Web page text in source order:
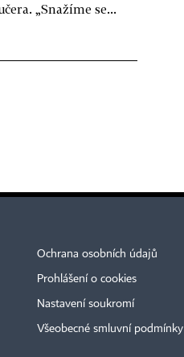
„Snažíme se...
Ochrana osobních údajů
Prohlášení o cookies
Nastavení soukromí
Všeobecné smluvní podmínky